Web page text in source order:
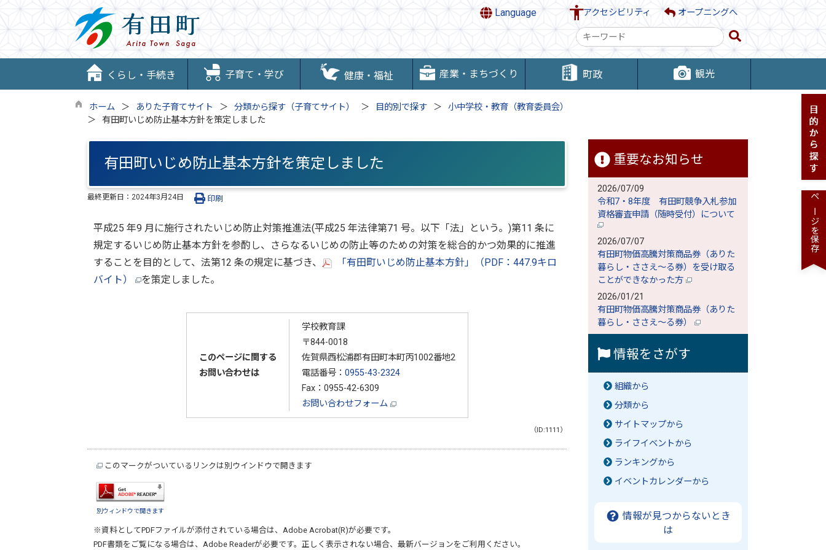
Language アクセシビリティ オープニングへ
検
索
キ
ー
くらし・手続き 子育て・学び 健康・福祉 産業・まちづくり 町政 観光
ホーム ありた子育てサイト 分類から探す（子育てサイト） 目的別で探す
小中学校・教育（教育委員会）
有田町いじめ防止基本方針を策定しました
有田町いじめ防止基本方針を策定しました
最終更新日： 2024年3月24日 印刷
平成25 年9 月に施行されたいじめ防止対策推進法(平成25 年法律第71 号。以下「法」という。)第11 条に
規定するいじめ防止基本方針を参酌し、さらなるいじめの防止等のための対策を総合的かつ効果的に推進
することを目的として、法第12 条の規定に基づき、
「有田町いじめ防止基本方針」（PDF：447.9キロ
バイト）
を策定しました。
このページに関する
お問い合わせは
学校教育課
〒844-0018
佐賀県西松浦郡有田町本町丙1002番地2
電話番号： 0955-43-2324
Fax：0955-42-6309
お問い合わせフォーム
（ID:1111）
このマークがついているリンクは別ウインドウで開きます
別ウィンドウで開きます
※資料としてPDFファイルが添付されている場合は、 Adobe Acrobat(R)が必要です。
PDF書類をご覧になる場合は、 Adobe Readerが必要です。正しく表示されない場合、最新バージョンをご利用ください。
重要なお知らせ
2026/07/09
令和7・8年度 有田町競争入札参加
資格審査申請（随時受付）について
2026/07/07
有田町物価高騰対策商品券（ありた
暮らし・ささえ～る券）を受け取る
ことができなかった方
2026/01/21
有田町物価高騰対策商品券（ありた
暮らし・ささえ～る券）
情報をさがす
組織から
分類から
サイトマップから
ライフイベントから
ランキングから
イベントカレンダーから
情報が見つからないとき
は
ページを保存